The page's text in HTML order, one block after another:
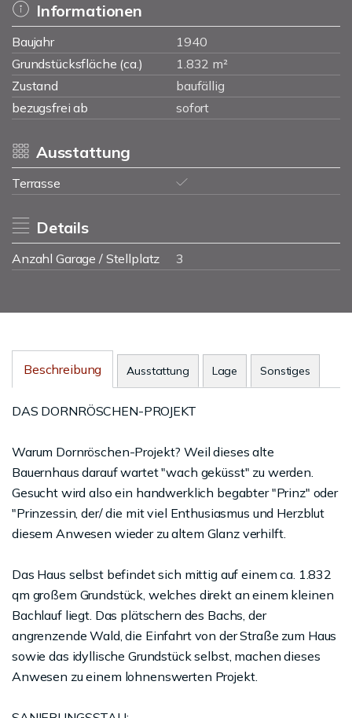
Informationen
Baujahr
1940
Grundstücksfläche (ca.)
1.832 m²
Zustand
baufällig
bezugsfrei ab
sofort
Ausstattung
Terrasse
Details
Anzahl Garage / Stellplatz 3
Beschreibung Ausstattung Lage Sonstiges
DAS DORNRÖSCHEN-PROJEKT
Warum Dornröschen-Projekt? Weil dieses alte
Bauernhaus darauf wartet "wach geküsst" zu werden.
Gesucht wird also ein handwerklich begabter "Prinz" oder
"Prinzessin, der/ die mit viel Enthusiasmus und Herzblut
diesem Anwesen wieder zu altem Glanz verhilft.
Das Haus selbst befindet sich mittig auf einem ca. 1.832
qm großem Grundstück, welches direkt an einem kleinen
Bachlauf liegt. Das plätschern des Bachs, der
angrenzende Wald, die Einfahrt von der Straße zum Haus
sowie das idyllische Grundstück selbst, machen dieses
Anwesen zu einem lohnenswerten Projekt.